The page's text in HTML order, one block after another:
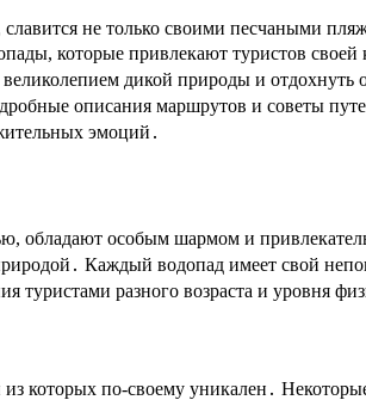
которые привлекают туристов
дикой природы и
описания маршрутов и советы
эмоций․
обладают особым шармом и
Каждый водопад имеет свой
разного возраста и уровня
которых по-своему уникален․